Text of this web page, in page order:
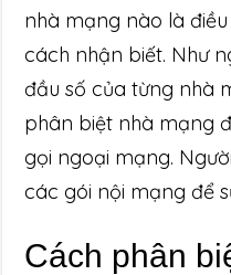
nhà mạng nào là
cách nhận biết. Như
đầu số của từng nhà
phân biệt nhà mạng
gọi ngoại mạng.
các gói nội mạng để
Cách phân